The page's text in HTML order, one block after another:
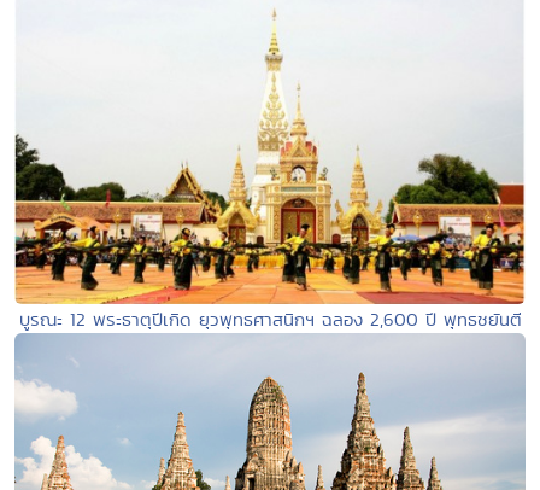
บูรณะ 12 พระธาตุปีเกิด ยุวพุทธศาสนิกฯ ฉลอง 2,600 ปี พุทธชยันตี